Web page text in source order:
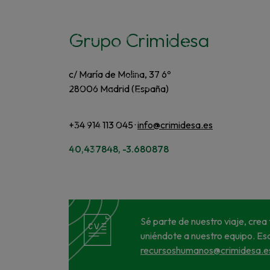
Grupo Crimidesa
c/ María de Molina, 37 6º
28006 Madrid (España)
+34 914 113 045 ·info@crimidesa.es
40,437848, -3.680878
Sé parte de nuestro viaje, crea
uniéndote a nuestro equipo.